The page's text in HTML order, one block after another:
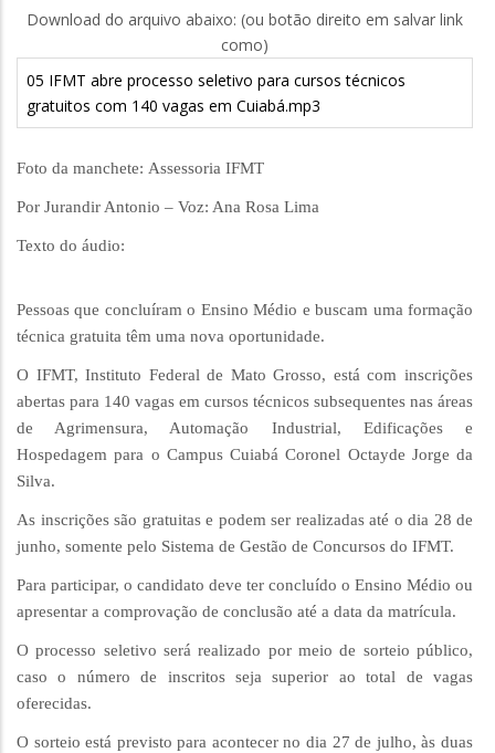
Download do arquivo abaixo: (ou botão direito em salvar link
como)
05 IFMT abre processo seletivo para cursos técnicos
gratuitos com 140 vagas em Cuiabá.mp3
Foto da manchete: Assessoria IFMT
Por Jurandir Antonio – Voz: Ana Rosa Lima
Texto do áudio:
Pessoas que concluíram o Ensino Médio e buscam uma formação
técnica gratuita têm uma nova oportunidade.
O IFMT, Instituto Federal de Mato Grosso, está com inscrições
abertas para 140 vagas em cursos técnicos subsequentes nas áreas
de Agrimensura, Automação Industrial, Edificações e
Hospedagem para o Campus Cuiabá Coronel Octayde Jorge da
Silva.
As inscrições são gratuitas e podem ser realizadas até o dia 28 de
junho, somente pelo Sistema de Gestão de Concursos do IFMT.
Para participar, o candidato deve ter concluído o Ensino Médio ou
apresentar a comprovação de conclusão até a data da matrícula.
O processo seletivo será realizado por meio de sorteio público,
caso o número de inscritos seja superior ao total de vagas
oferecidas.
O sorteio está previsto para acontecer no dia 27 de julho, às duas